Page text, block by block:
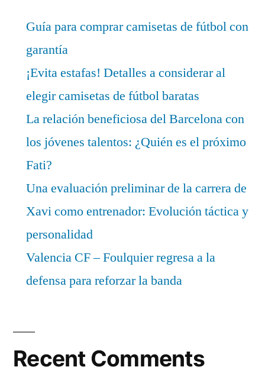
Guía para comprar camisetas de fútbol con
garantía
¡Evita estafas! Detalles a considerar al
elegir camisetas de fútbol baratas
La relación beneficiosa del Barcelona con
los jóvenes talentos: ¿Quién es el próximo
Fati?
Una evaluación preliminar de la carrera de
Xavi como entrenador: Evolución táctica y
personalidad
Valencia CF – Foulquier regresa a la
defensa para reforzar la banda
Recent Comments